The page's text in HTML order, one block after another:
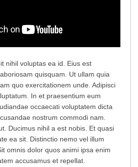
nihil voluptas ea id. Eius est
quisquam. Ut ullam quia
quo exercitationem unde. Adipisci
In et praesentium eum
occaecati voluptatem dicta
nostrum commodi nam.
Ducimus nihil a est nobis. Et quasi
ea sit. Distinctio nemo vel illum
omnis dolor quos animi ipsa enim
accusamus et repellat.